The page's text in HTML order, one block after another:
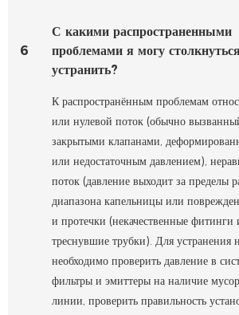
6
С какими распространенными
проблемами я могу
устранить?
К распространённым проблемам
или нулевой поток (обычно
закрытыми клапанами,
или недостаточным давлением),
поток (давление выходит за пределы
диапазона капельницы или
и протечки (некачественные фитинги
треснувшие трубки). Для устранения
необходимо проверить давление в
фильтры и эмиттеры на наличие
линии, проверить правильность